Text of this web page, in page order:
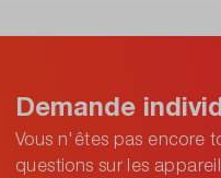
Demande
Vous n'êtes pas encore
questions sur les